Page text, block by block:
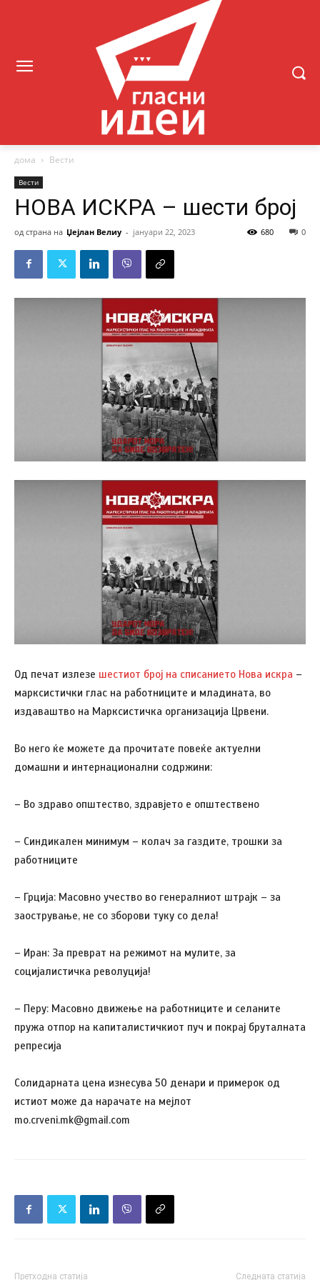
дома Вести
Вести
НОВА ИСКРА – шести број
од страна на Џејлан Велиу - јануари 22, 2023 0
680
Од печат излезе шестиот број на списанието Нова искра –
марксистички глас на работниците и младината, во
издаваштво на Марксистичка организација Црвени.
Во него ќе можете да прочитате повеќе актуелни
домашни и интернационални содржини:
– Во здраво општество, здравјето е општествено
– Синдикален минимум – колач за газдите, трошки за
работниците
– Грција: Масовно учество во генералниот штрајк – за
заострување, не со зборови туку со дела!
– Иран: За преврат на режимот на мулите, за
социјалистичка револуција!
– Перу: Масовно движење на работниците и селаните
пружа отпор на капиталистичкиот пуч и покрај бруталната
репресија
Солидарната цена изнесува 50 денари и примерок од
истиот може да нарачате на мејлот
mo.crveni.mk@gmail.com
Претходна статија Следната статија